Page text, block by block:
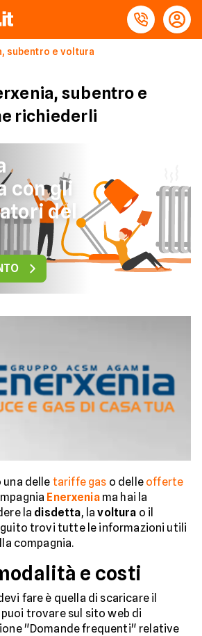
subentro e voltura
subentro e
richiederli
con gli
del
delle tariffe gas o delle offerte
Enerxeniama hai la
la disdetta, lavoltura o il
trovi tutte le informazioni utili
compagnia.
e costi
fare è quella di scaricare il
trovare sul sito web di
"Domande frequenti" relative